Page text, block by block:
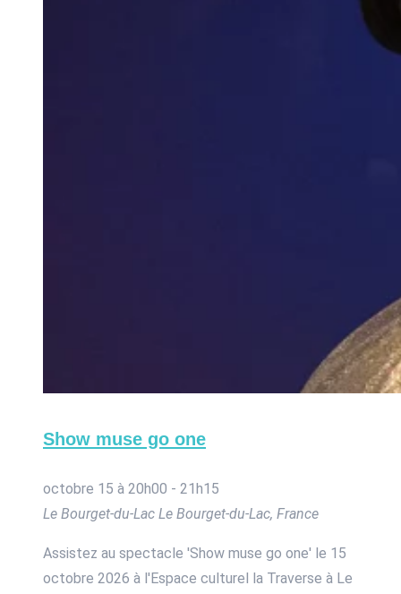
Show muse go one
octobre 15 à 20h00 - 21h15
Le Bourget-du-Lac Le Bourget-du-Lac, France
Assistez au spectacle 'Show muse go one' le 15
octobre 2026 à l'Espace culturel la Traverse à Le